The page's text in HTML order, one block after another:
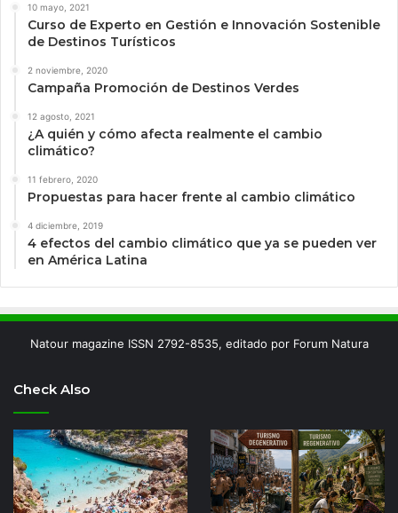
10 mayo, 2021
Curso de Experto en Gestión e Innovación Sostenible
de Destinos Turísticos
2 noviembre, 2020
Campaña Promoción de Destinos Verdes
12 agosto, 2021
¿A quién y cómo afecta realmente el cambio
climático?
11 febrero, 2020
Propuestas para hacer frente al cambio climático
4 diciembre, 2019
4 efectos del cambio climático que ya se pueden ver
en América Latina
Natour magazine ISSN 2792-8535, editado por Forum Natura
Check Also